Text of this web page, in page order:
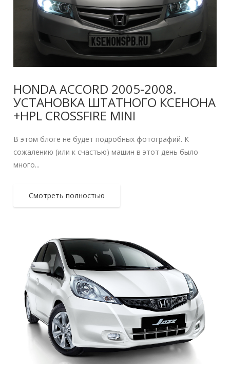
HONDA ACCORD 2005-2008.
УСТАНОВКА ШТАТНОГО КСЕНОНА
+HPL CROSSFIRE MINI
В этом блоге не будет подробных фотографий. К
сожалению (или к счастью) машин в этот день было
много...
Смотреть полностью